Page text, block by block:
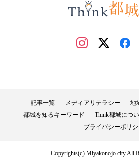
記事一覧 メディアリテラシー
地
都城を知るキーワード
Think都城につ
プライバシーポリ
Copyrights(c) Miyakonojo city All